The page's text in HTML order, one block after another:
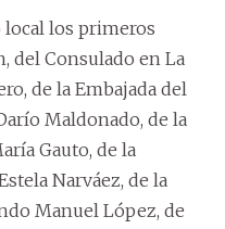
los primeros
del Consulado en La
de la Embajada del
Maldonado, de la
Gauto, de la
Narváez, de la
Manuel López, de